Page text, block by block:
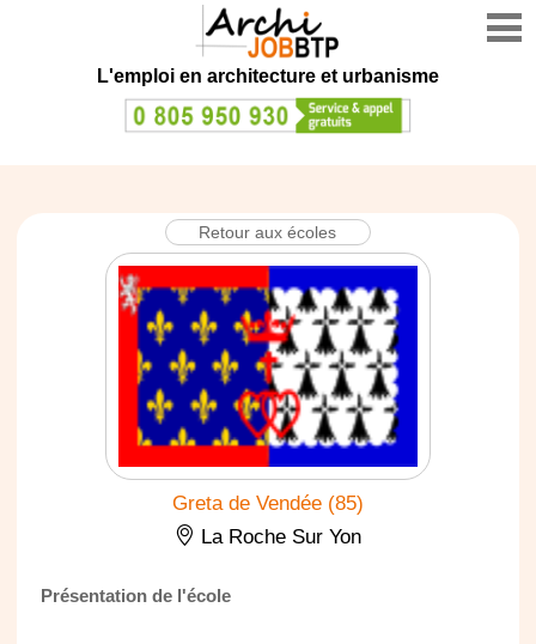
L'emploi en architecture et urbanisme
Retour aux écoles
Greta de Vendée (85)
La Roche Sur Yon
Présentation de l'école